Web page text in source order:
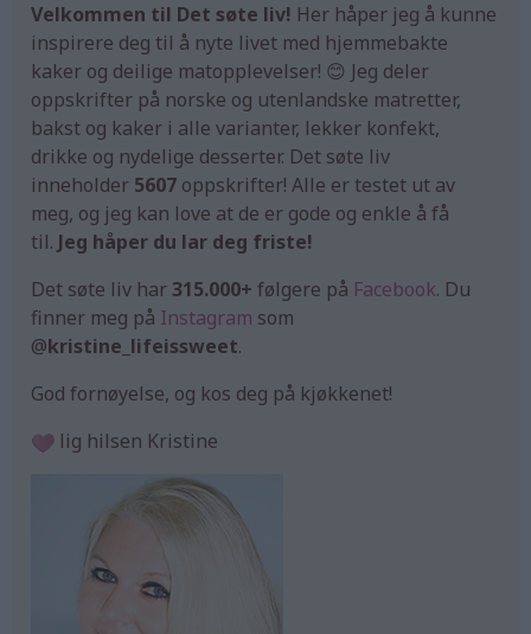
Velkommen til Det søte liv! Her håper jeg å kunne
inspirere deg til å nyte livet med hjemmebakte
kaker og deilige matopplevelser! 😊 Jeg deler
oppskrifter på norske og utenlandske matretter,
bakst og kaker i alle varianter, lekker konfekt,
drikke og nydelige desserter. Det søte liv
inneholder 5607 oppskrifter! Alle er testet ut av
meg, og jeg kan love at de er gode og enkle å få
til. Jeg håper du lar deg friste!
Det søte liv har315.000+ følgere på Facebook. Du
finner meg på Instagram som
@kristine_lifeissweet.
God fornøyelse, og kos deg på kjøkkenet!
lig hilsen Kristine